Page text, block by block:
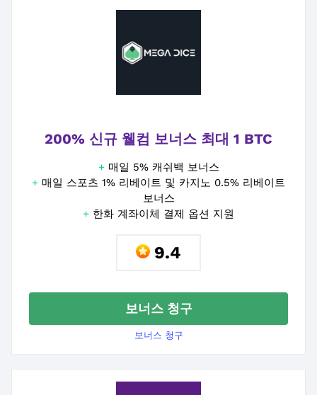
200% 신규 웰컴 보너스 최대 1 BTC
+ 매일 5% 캐쉬백 보너스
+ 매일 스포츠 1% 리베이트 및 카지노 0.5% 리베이트
보너스
+ 한화 계좌이체 결제 옵션 지원
9.4
보너스 청구
보너스 청구